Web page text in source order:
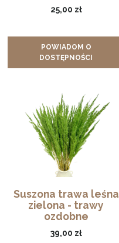
25,00 zł
POWIADOM O
DOSTĘPNOŚCI
Suszona trawa leśna
zielona - trawy
ozdobne
39,00 zł